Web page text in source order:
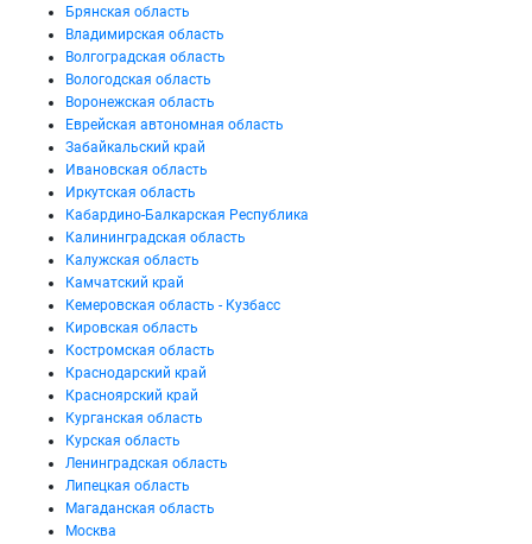
Брянская область
Владимирская область
Волгоградская область
Вологодская область
Воронежская область
Еврейская автономная область
Забайкальский край
Ивановская область
Иркутская область
Кабардино-Балкарская Республика
Калининградская область
Калужская область
Камчатский край
Кемеровская область - Кузбасс
Кировская область
Костромская область
Краснодарский край
Красноярский край
Курганская область
Курская область
Ленинградская область
Липецкая область
Магаданская область
Москва